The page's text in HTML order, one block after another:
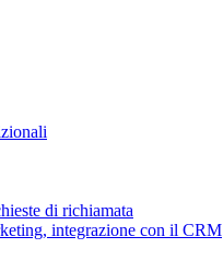
di richiamata
integrazione con il CRM